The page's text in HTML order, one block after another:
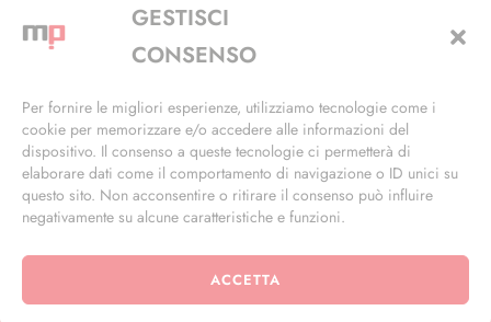
GESTISCI
CONSENSO
Per fornire le migliori esperienze, utilizziamo tecnologie come i
cookie per memorizzare e/o accedere alle informazioni del
dispositivo. Il consenso a queste tecnologie ci permetterà di
elaborare dati come il comportamento di navigazione o ID unici su
questo sito. Non acconsentire o ritirare il consenso può influire
negativamente su alcune caratteristiche e funzioni.
ACCETTA
Via Alfieri, 27 - Trezzano Sul Naviglio (MI)
+39 02 4846 3155
info@masterphil.it